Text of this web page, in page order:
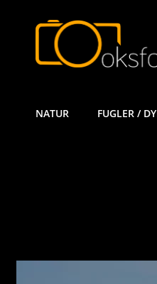
NATUR FUGLER /